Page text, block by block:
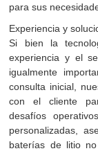
para sus
Experiencia y
Si bien la
experiencia y el
igualmente
consulta inicial,
con el cliente
desafíos
personalizadas,
baterías de litio no